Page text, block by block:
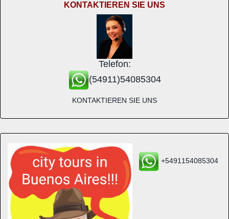
KONTAKTIEREN SIE UNS
Telefon:
(54911)54085304
KONTAKTIEREN SIE UNS
+5491154085304